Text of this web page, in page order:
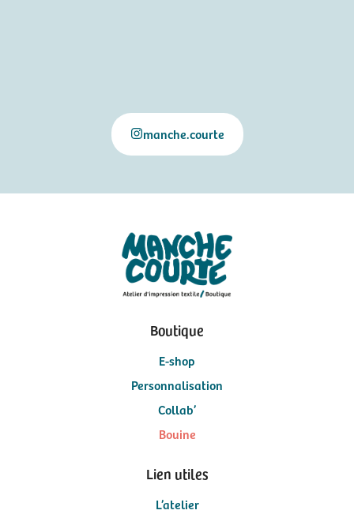
manche.courte
Boutique
E-shop
Personnalisation
Collab’
Bouine
Lien utiles
L’atelier